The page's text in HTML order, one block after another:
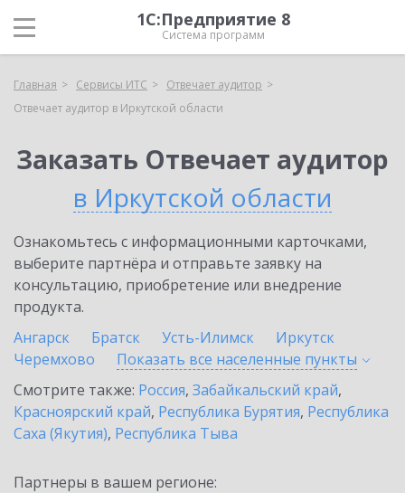
1С:Предприятие 8
Система программ
Главная Сервисы ИТС
Отвечает аудитор
Отвечает аудитор в Иркутской области
Заказать Отвечает аудитор
в Иркутской области
Ознакомьтесь с информационными карточками,
выберите партнёра и отправьте заявку на
консультацию, приобретение или внедрение
продукта.
Ангарск
Братск Усть-Илимск
Иркутск
Черемхово
Показать все населенные пункты
Смотрите также: Россия, Забайкальский край,
Красноярский край, Республика Бурятия, Республика
Саха (Якутия), Республика Тыва
Партнеры в вашем регионе: